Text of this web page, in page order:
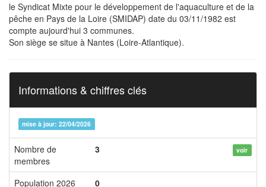
le Syndicat Mixte pour le développement de l'aquaculture et de la
pêche en Pays de la Loire (SMIDAP) date du 03/11/1982 est
compte aujourd'hui 3 communes.
Son siège se situe à Nantes (Loire-Atlantique).
Informations & chiffres clés
mise à jour: 22/04/2026
Nombre de
membres
3 voir
Population 2026
0